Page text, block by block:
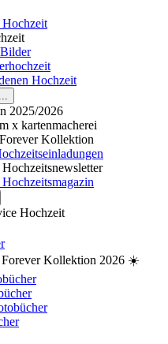
Hochzeit
Hochzeit
2025/2026
x kartenmacherei
Kollektion
Hochzeit
Kollektion 2026 ☀️